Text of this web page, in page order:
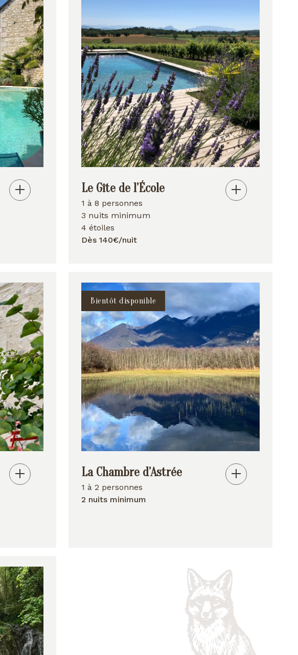
Le Gîte de l’École
1 à 8 personnes
3 nuits minimum
4 étoiles
Dès 140€/nuit
Bientôt disponible
La Chambre d’Astrée
1 à 2 personnes
2 nuits minimum